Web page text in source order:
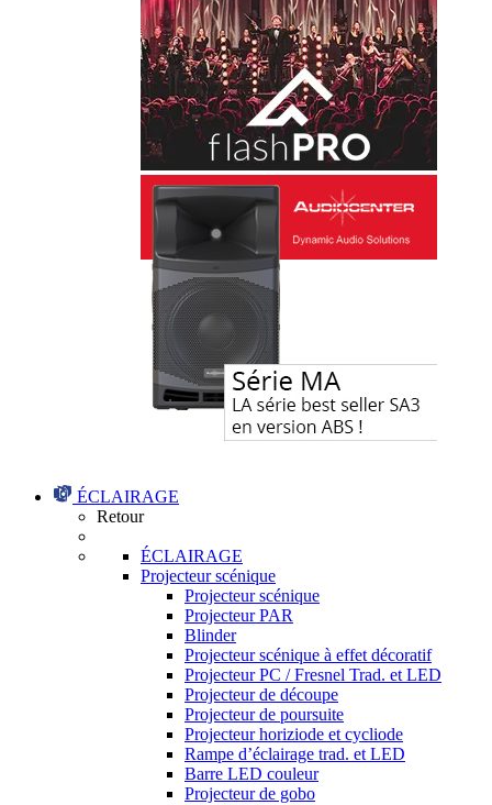
ÉCLAIRAGE
Retour
ÉCLAIRAGE
Projecteur scénique
Projecteur scénique
Projecteur PAR
Blinder
Projecteur scénique à effet décoratif
Projecteur PC / Fresnel Trad. et LED
Projecteur de découpe
Projecteur de poursuite
Projecteur horiziode et cycliode
Rampe d’éclairage trad. et LED
Barre LED couleur
Projecteur de gobo